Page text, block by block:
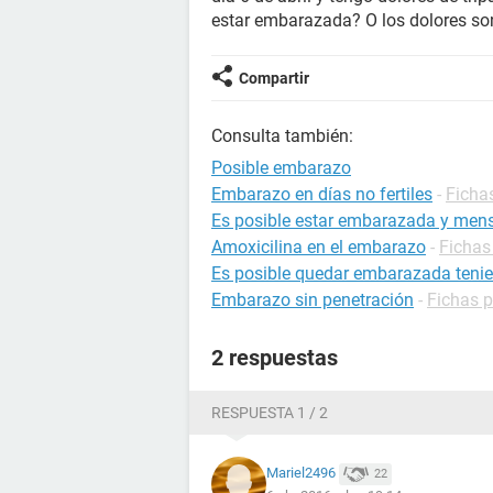
estar embarazada? O los dolores
Compartir
Consulta también:
Posible embarazo
Embarazo en días no fertiles -
Es posible estar embarazada y
Amoxicilina en el embarazo -
Es posible quedar embarazada
Embarazo sin penetración - Fichas
2 respuestas
RESPUESTA 1 / 2
Mariel2496 22